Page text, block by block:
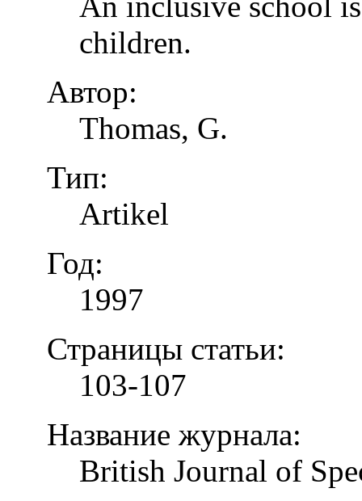
children.
Автор:
Thomas, G.
Тип:
Artikel
Год:
1997
Страницы статьи:
103-107
Название журнала:
British Journal of